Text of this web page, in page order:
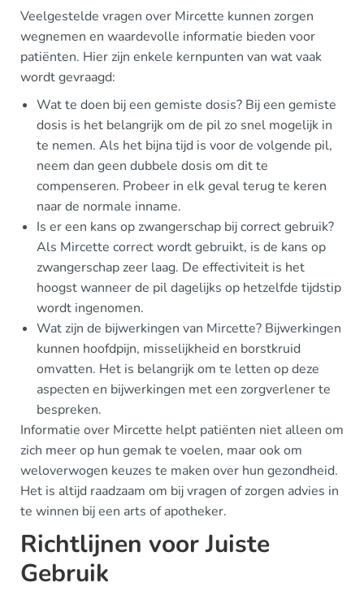
Veelgestelde vragen over Mircette kunnen zorgen
wegnemen en waardevolle informatie bieden voor
patiënten. Hier zijn enkele kernpunten van wat vaak
wordt gevraagd:
Wat te doen bij een gemiste dosis? Bij een gemiste
dosis is het belangrijk om de pil zo snel mogelijk in
te nemen. Als het bijna tijd is voor de volgende pil,
neem dan geen dubbele dosis om dit te
compenseren. Probeer in elk geval terug te keren
naar de normale inname.
Is er een kans op zwangerschap bij correct gebruik?
Als Mircette correct wordt gebruikt, is de kans op
zwangerschap zeer laag. De effectiviteit is het
hoogst wanneer de pil dagelijks op hetzelfde tijdstip
wordt ingenomen.
Wat zijn de bijwerkingen van Mircette? Bijwerkingen
kunnen hoofdpijn, misselijkheid en borstkruid
omvatten. Het is belangrijk om te letten op deze
aspecten en bijwerkingen met een zorgverlener te
bespreken.
Informatie over Mircette helpt patiënten niet alleen om
zich meer op hun gemak te voelen, maar ook om
weloverwogen keuzes te maken over hun gezondheid.
Het is altijd raadzaam om bij vragen of zorgen advies in
te winnen bij een arts of apotheker.
Richtlijnen voor Juiste
Gebruik